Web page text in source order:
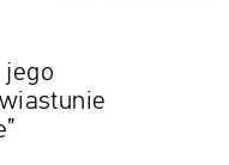
jego